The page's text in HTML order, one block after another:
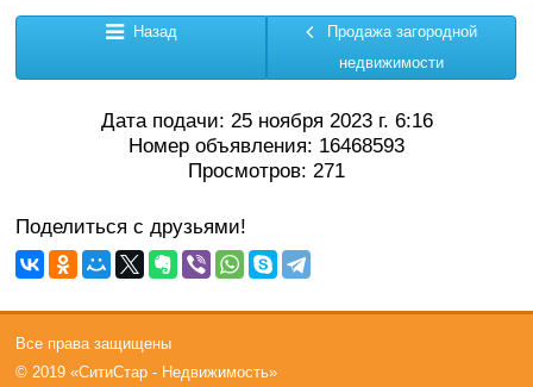
Назад
Продажа загородной
недвижимости
Дата подачи: 25 ноября 2023 г. 6:16
Номер объявления: 16468593
Просмотров: 271
Поделиться с друзьями!
Все права защищены
© 2019 «СитиСтар - Недвижимость»